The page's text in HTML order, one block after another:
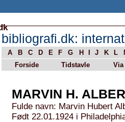
bibliografi.dk:
A B C D E F G H J K L
Forside
Tidstavle Via
MARVIN H.
Fulde navn: Marvin Hubert
Født 22.01.1924 i